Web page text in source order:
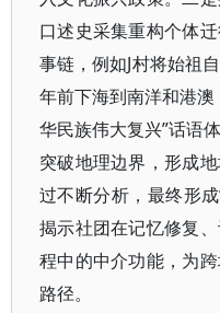
口述史采集重构个体
事链，例如J村将始祖
年前下海到南洋和港
华民族伟大复兴”话语
突破地理边界，形成
过不断分析，最终形
揭示社团在记忆修复
程中的中介功能，为
路径。